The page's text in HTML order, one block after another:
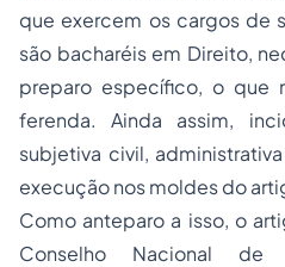
que exercem os cargos de
são bacharéis em Direito,
preparo específico, o que
ferenda. Ainda assim,
subjetiva civil,
execução nos moldes do
Como anteparo a isso, o
Conselho Nacional de